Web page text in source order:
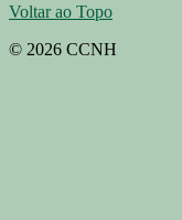
Voltar ao Topo
© 2026 CCNH